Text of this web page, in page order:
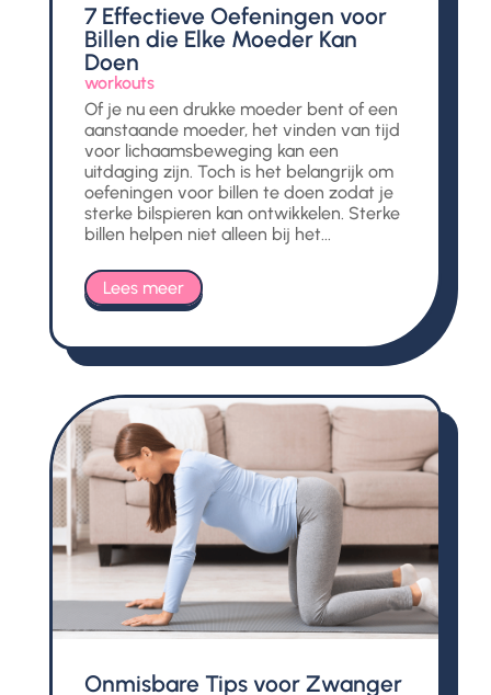
7 Effectieve Oefeningen voor
Billen die Elke Moeder Kan
Doen
workouts
Of je nu een drukke moeder bent of een
aanstaande moeder, het vinden van tijd
voor lichaamsbeweging kan een
uitdaging zijn. Toch is het belangrijk om
oefeningen voor billen te doen zodat je
sterke bilspieren kan ontwikkelen. Sterke
billen helpen niet alleen bij het...
Lees meer
Onmisbare Tips voor Zwanger